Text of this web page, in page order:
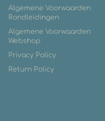
Algemene Voorwaarden
Rondleidingen
Algemene Voorwaarden
Webshop
Privacy Policy
Return Policy